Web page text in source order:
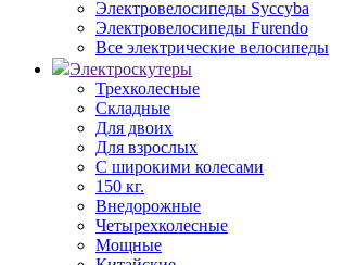
Электровелосипеды Syccyba
Электровелосипеды Furendo
Все электрические велосипеды
Электроскутеры
Трехколесные
Складные
Для двоих
Для взрослых
С широкими колесами
150 кг.
Внедорожные
Четырехколесные
Мощные